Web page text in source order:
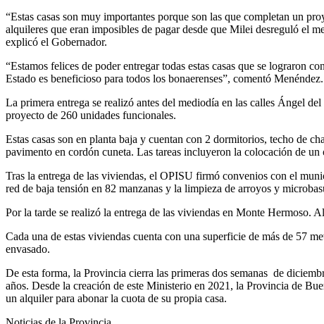
“Estas casas son muy importantes porque son las que completan un
alquileres que eran imposibles de pagar desde que Milei desreguló el
explicó el Gobernador.
“Estamos felices de poder entregar todas estas casas que se lograron
Estado es beneficioso para todos los bonaerenses”, comentó Menéndez.
La primera entrega se realizó antes del mediodía en las calles Ángel
proyecto de 260 unidades funcionales.
Estas casas son en planta baja y cuentan con 2 dormitorios, techo de
pavimento en cordón cuneta. Las tareas incluyeron la colocación de
Tras la entrega de las viviendas, el OPISU firmó convenios con el
red de baja tensión en 82 manzanas y la limpieza de arroyos y
Por la tarde se realizó la entrega de las viviendas en Monte Hermoso.
Cada una de estas viviendas cuenta con una superficie de más de 57
envasado.
De esta forma, la Provincia cierra las primeras dos semanas de
años. Desde la creación de este Ministerio en 2021, la Provincia de
un alquiler para abonar la cuota de su propia casa.